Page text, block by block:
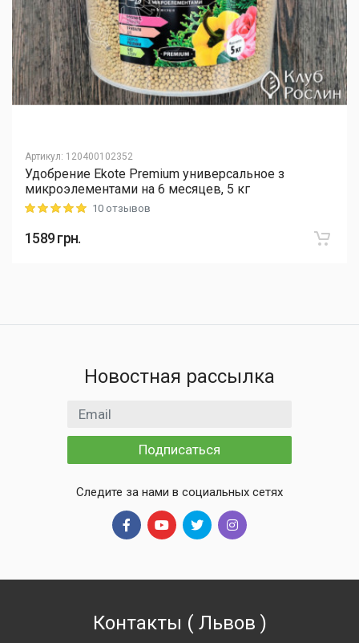
Артикул: 120400102352
Удобрение Ekote Premium универсальное з
микроэлементами на 6 месяцев, 5 кг
Rating: 5 out of 510 отзывов
1589грн.
Новостная рассылка
Email адрес
Подписаться
Следите за нами в социальных сетях
Контакты ( Львов )